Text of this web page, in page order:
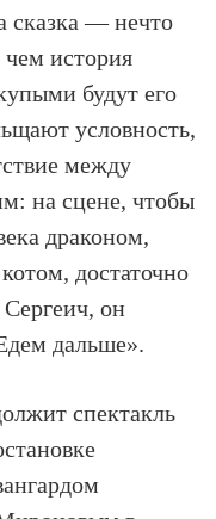
сказка — нечто
история
будут его
условность,
между
на сцене, чтобы
драконом,
достаточно
Сергеич, он
дальше».
спектакль